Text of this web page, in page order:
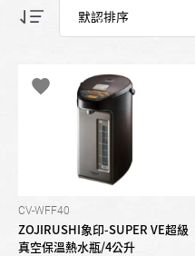
CV-WFF40
ZOJIRUSHI象印-SUPER VE超級
真空保溫熱水瓶/4公升